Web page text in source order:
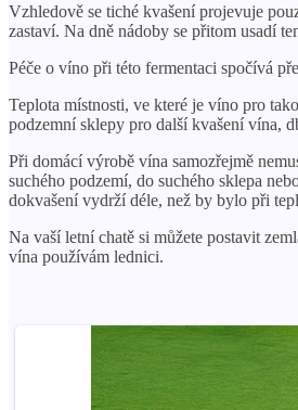
Vzhledově se tiché kvašení projevuje
zastaví. Na dně nádoby se přitom usadí
Péče o víno při této fermentaci spočívá
Teplota místnosti, ve které je víno pro
podzemní sklepy pro další kvašení vína,
Při domácí výrobě vína samozřejmě
suchého podzemí, do suchého sklepa
dokvašení vydrží déle, než by bylo při
Na vaší letní chatě si můžete postavit
vína používám lednici.